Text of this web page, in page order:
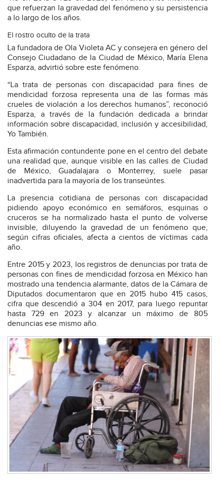
que refuerzan la gravedad del fenómeno y su persistencia
a lo largo de los años.
El rostro oculto de la trata
La fundadora de Ola Violeta AC y consejera en género del
Consejo Ciudadano de la Ciudad de México, María Elena
Esparza, advirtió sobre este fenómeno.
“La trata de personas con discapacidad para fines de
mendicidad forzosa representa una de las formas más
crueles de violación a los derechos humanos”, reconoció
Esparza, a través de la fundación dedicada a brindar
información sobre discapacidad, inclusión y accesibilidad,
Yo También.
Esta afirmación contundente pone en el centro del debate
una realidad que, aunque visible en las calles de Ciudad
de México, Guadalajara o Monterrey, suele pasar
inadvertida para la mayoría de los transeúntes.
La presencia cotidiana de personas con discapacidad
pidiendo apoyo económico en semáforos, esquinas o
cruceros se ha normalizado hasta el punto de volverse
invisible, diluyendo la gravedad de un fenómeno que,
según cifras oficiales, afecta a cientos de víctimas cada
año.
Entre 2015 y 2023, los registros de denuncias por trata de
personas con fines de mendicidad forzosa en México han
mostrado una tendencia alarmante, datos de la Cámara de
Diputados documentaron que en 2015 hubo 415 casos,
cifra que descendió a 304 en 2017, para luego repuntar
hasta 729 en 2023 y alcanzar un máximo de 805
denuncias ese mismo año.